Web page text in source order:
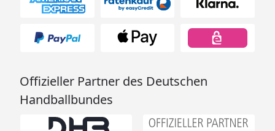
Offizieller Partner des Deutschen
Handballbundes